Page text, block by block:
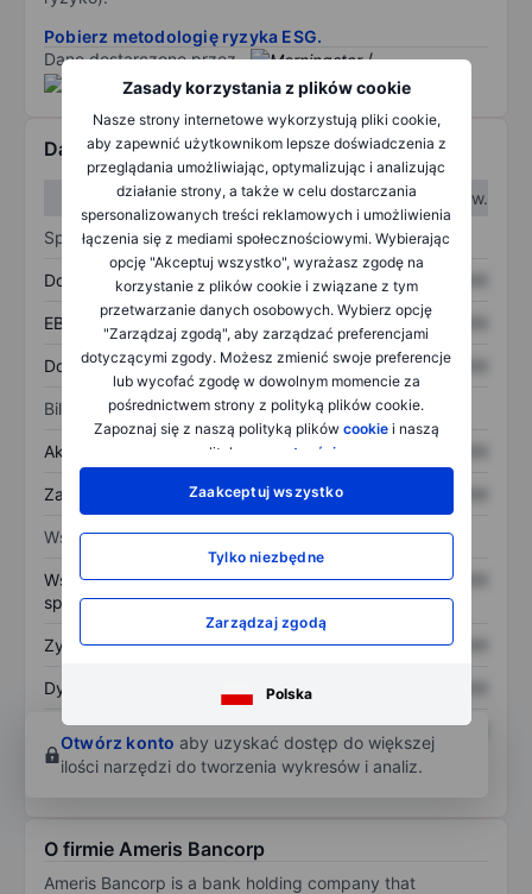
Zasady korzystania z plików cookie
Nasze strony internetowe wykorzystują pliki cookie,
aby zapewnić użytkownikom lepsze doświadczenia z
przeglądania umożliwiając, optymalizując i analizując
działanie strony, a także w celu dostarczania
spersonalizowanych treści reklamowych i umożliwienia
łączenia się z mediami społecznościowymi. Wybierając
opcję "Akceptuj wszystko", wyrażasz zgodę na
korzystanie z plików cookie i związane z tym
przetwarzanie danych osobowych. Wybierz opcję
"Zarządzaj zgodą", aby zarządzać preferencjami
dotyczącymi zgody. Możesz zmienić swoje preferencje
lub wycofać zgodę w dowolnym momencie za
pośrednictwem strony z polityką plików cookie.
Zapoznaj się z naszą polityką plików cookiei naszą
polityką
prywatności
Zaakceptuj wszystko
Tylko niezbędne
Zarządzaj zgodą
Polska
Pobierz metodologię ryzyka ESG.
Dane dostarczone przez
/
Dane finansowe
W I kw.
W II kw.
Sprawozdanie z zysków
Dochód XXXXXXX XXXXXXX
EBITDA XXXXXXX XXXXXXX
Dochód netto XXXXXXX XXXXXXX
Bilans
Aktywa ogółem XXXXXXX
Zadłużenie ogółem XXXXXXX
Wskaźniki
Współczynnik cena do
sprzedaży
XXXXXXX XXXXXXX
Zysk na akcję XXXXXXX XXXXXXX
Dywidenda na akcję XXXXXXX
Zwrot z kapitału
własnego
XXXXXXX XXXXXXX
Otwórz konto aby uzyskać dostęp do większej
ilości narzędzi do tworzenia wykresów i analiz.
O firmie Ameris Bancorp
Ameris Bancorp is a bank holding company that